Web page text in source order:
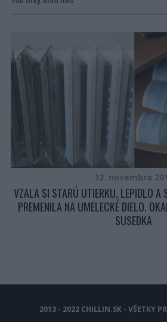
12. novembra
VZALA SI STARÚ UTIERKU, LEPIDLO A
PREMENILA NA UMELECKÉ DIELO.
SUSEDKA
2013 - 2022 CHILLIN.SK - VŠETKY